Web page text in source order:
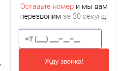
Оставьте номер и мы вам
перезвоним за 30 секунд!
Жду звонка!